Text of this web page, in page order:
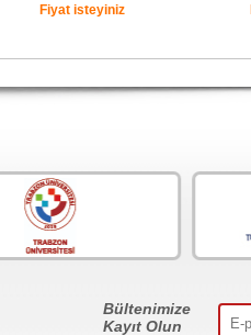
Fiyat isteyiniz
Bültenimize
Kayıt Olun